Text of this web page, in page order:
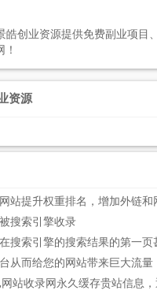
皓创业资源提供免费副业项目
资源
站提升权重排名，增加外链
搜索引擎收录
搜索引擎的搜索结果的第一页
从而给您的网站带来巨大流量
站收录网永久缓存贵站信息